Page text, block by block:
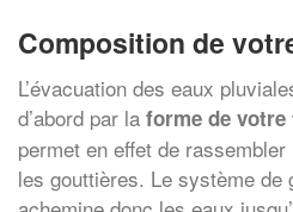
Composition de
L’évacuation des eaux
d’abord par la forme de votre
permet en effet de
les gouttières. Le système de